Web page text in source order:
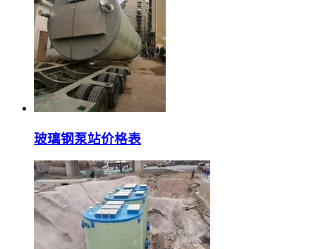
玻璃钢泵站价格表